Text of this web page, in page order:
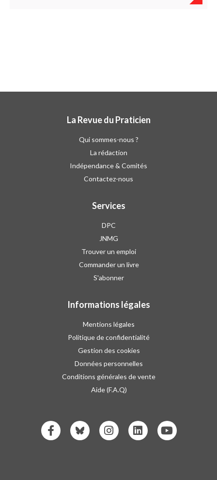
La Revue du Praticien
Qui sommes-nous ?
La rédaction
Indépendance & Comités
Contactez-nous
Services
DPC
JNMG
Trouver un emploi
Commander un livre
S'abonner
Informations légales
Mentions légales
Politique de confidentialité
Gestion des cookies
Données personnelles
Conditions générales de vente
Aide (F.A.Q)